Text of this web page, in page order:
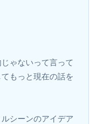
ゃないって言って
もっと現在の話を
シーンのアイデア